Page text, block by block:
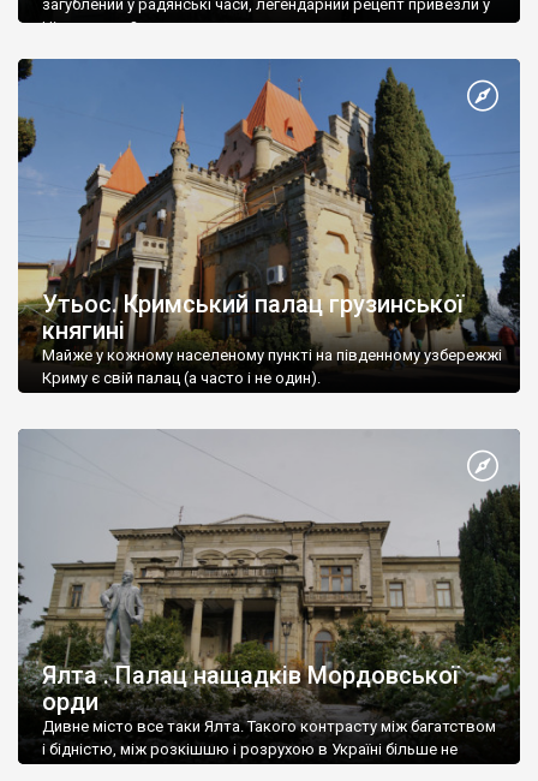
загублений у радянські часи, легендарний рецепт привезли у
Ніжин греки?
Утьос. Кримський палац грузинської
княгині
Майже у кожному населеному пункті на південному узбережжі
Криму є свій палац (а часто і не один).
Ялта . Палац нащадків Мордовської
орди
Дивне місто все таки Ялта. Такого контрасту між багатством
і бідністю, між розкішшю і розрухою в Україні більше не